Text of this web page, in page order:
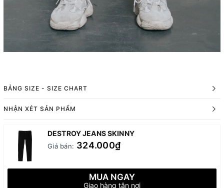
BẢNG SIZE - SIZE CHART
NHẬN XÉT SẢN PHẨM
DESTROY JEANS SKINNY
Giá bán: 324.000₫
MUA NGAY
Giao hàng tận nơi